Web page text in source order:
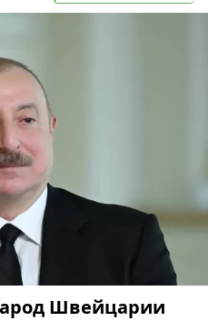
Швейцарии